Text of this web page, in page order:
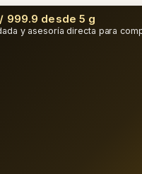
999.9 desde 5 g
y asesoría directa para